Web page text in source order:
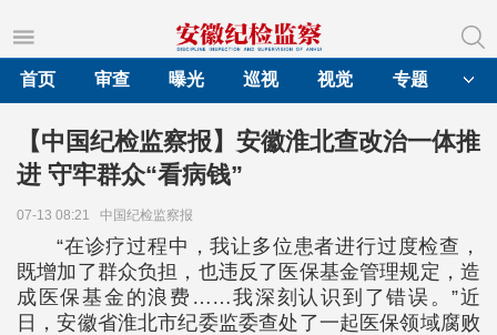
首页
审查 曝光 巡视 视觉 专题
【中国纪检监察报】安徽淮北查改治一体推
进 守牢群众“看病钱”
07-13 08:21 中国纪检监察报
“在诊疗过程中，我让多位患者进行过度检查，
既增加了群众负担，也违反了医保基金管理规定，造
成医保基金的浪费……我深刻认识到了错误。”近
日，安徽省淮北市纪委监委查处了一起医保领域腐败